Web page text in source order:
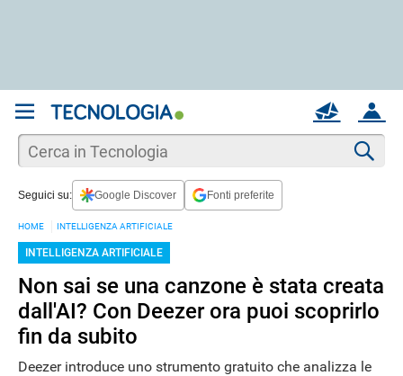
ACCOUNT
MAIL
Seguici su: Google Discover Fonti preferite
HOME INTELLIGENZA ARTIFICIALE
INTELLIGENZA ARTIFICIALE
Non sai se una canzone è stata creata
dall'AI? Con Deezer ora puoi scoprirlo
fin da subito
Deezer introduce uno strumento gratuito che analizza le